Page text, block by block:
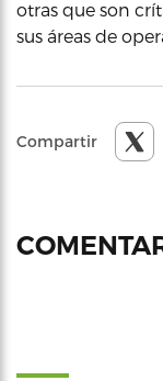
otras que son
sus áreas de
Compartir